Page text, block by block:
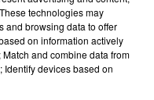
technologies may
and browsing data to offer
on information actively
and combine data from
Identify devices based on